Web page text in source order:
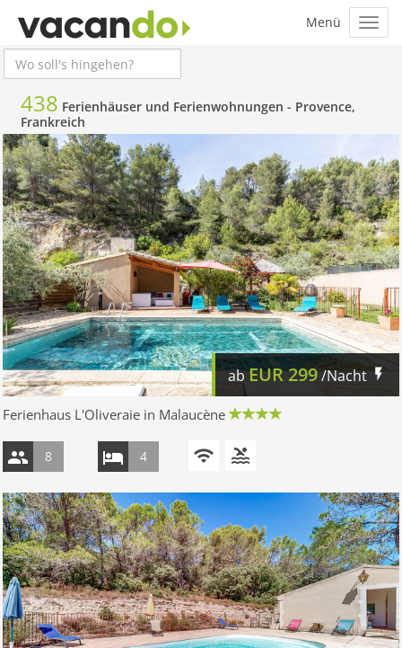
438 Ferienhäuser und Ferienwohnungen - Provence,
Frankreich
abEUR299/Nacht
Ferienhaus L'Oliveraie in Malaucène
8 4